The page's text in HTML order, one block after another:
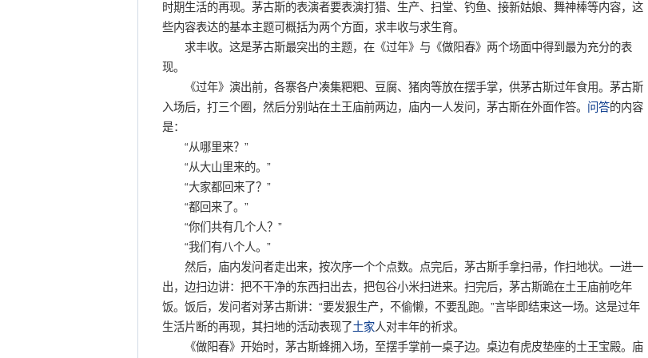
时期生活的再现。茅古斯的表演者要表演打猎、生产、扫堂、钓鱼、接新姑娘、舞神棒等内容，这
些内容表达的基本主题可概括为两个方面，求丰收与求生育。
求丰收。这是茅古斯最突出的主题，在《过年》与《做阳春》两个场面中得到最为充分的表
现。
《过年》演出前，各寨各户凑集粑粑、豆腐、猪肉等放在摆手掌，供茅古斯过年食用。茅古斯
入场后，打三个圈，然后分别站在土王庙前两边，庙内一人发问，茅古斯在外面作答。 问答的内容
是：
“从哪里来？”
“从大山里来的。”
“大家都回来了？”
“都回来了。”
“你们共有几个人？”
“我们有八个人。”
然后，庙内发问者走出来，按次序一个个点数。点完后，茅古斯手拿扫帚，作扫地状。一进一
出，边扫边讲：把不干净的东西扫出去，把包谷小米扫进来。扫完后，茅古斯跪在土王庙前吃年
饭。饭后，发问者对茅古斯讲：“要发狠生产，不偷懒，不要乱跑。”言毕即结束这一场。这是过年
生活片断的再现，其扫地的活动表现了土家人对丰年的祈求。
《做阳春》开始时，茅古斯蜂拥入场，至摆手掌前一桌子边。桌边有虎皮垫座的土王宝殿。庙